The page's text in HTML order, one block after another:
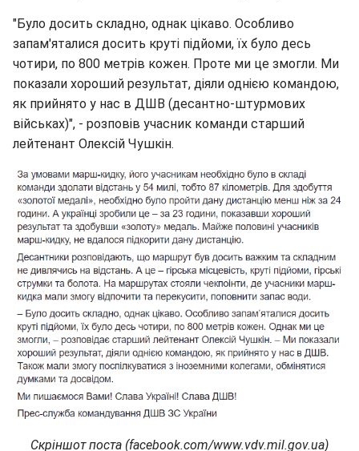
"Було досить складно, однак цікаво. Особливо
запам'яталися досить круті підйоми, їх було десь
чотири, по 800 метрів кожен. Проте ми це змогли. Ми
показали хороший результат, діяли однією командою,
як прийнято у нас в ДШВ (десантно-штурмових
військах)", - розповів учасник команди старший
лейтенант Олексій Чушкін.
Скріншот поста (facebook.com/www.vdv.mil.gov.ua)